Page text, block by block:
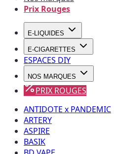
Prix Rouges
E-LIQUIDES
E-CIGARETTES
ESPACES DIY
NOS MARQUES
PRIX ROUGES
ANTIDOTE x PANDEMIC
ARTERY
ASPIRE
BASIK